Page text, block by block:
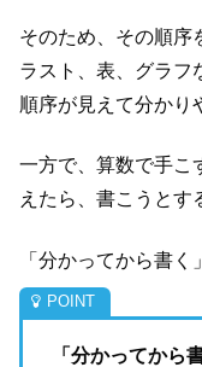
そのため、その順序
ラスト、表、グラフ
順序が見えて分かり
一方で、算数で手こ
えたら、書こうとす
「分かってから書
「分かってから